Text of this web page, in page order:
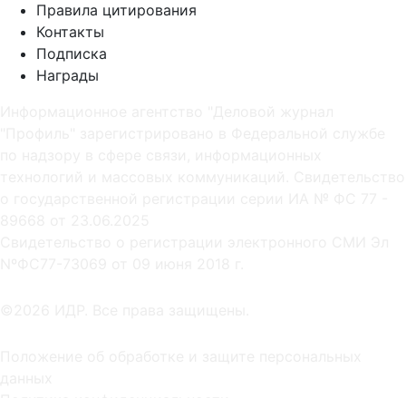
Правила цитирования
Контакты
Подписка
Награды